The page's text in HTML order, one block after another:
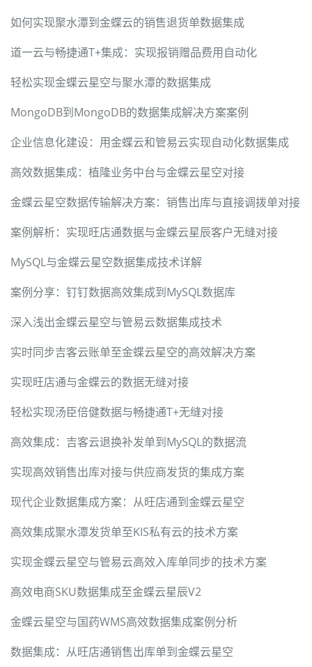
如何实现聚水潭到金蝶云的销售退货单数据集成
道一云与畅捷通T+集成：实现报销赠品费用自动化
轻松实现金蝶云星空与聚水潭的数据集成
MongoDB到MongoDB的数据集成解决方案案例
企业信息化建设：用金蝶云和管易云实现自动化数据集成
高效数据集成：植隆业务中台与金蝶云星空对接
金蝶云星空数据传输解决方案：销售出库与直接调拨单对接
案例解析：实现旺店通数据与金蝶云星辰客户无缝对接
MySQL与金蝶云星空数据集成技术详解
案例分享：钉钉数据高效集成到MySQL数据库
深入浅出金蝶云星空与管易云数据集成技术
实时同步吉客云账单至金蝶云星空的高效解决方案
实现旺店通与金蝶云的数据无缝对接
轻松实现汤臣倍健数据与畅捷通T+无缝对接
高效集成：吉客云退换补发单到MySQL的数据流
实现高效销售出库对接与供应商发货的集成方案
现代企业数据集成方案：从旺店通到金蝶云星空
高效集成聚水潭发货单至KIS私有云的技术方案
实现金蝶云星空与管易云高效入库单同步的技术方案
高效电商SKU数据集成至金蝶云星辰V2
金蝶云星空与国药WMS高效数据集成案例分析
数据集成：从旺店通销售出库单到金蝶云星空